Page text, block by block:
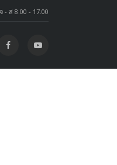
จ - ส 8.00 - 17.00